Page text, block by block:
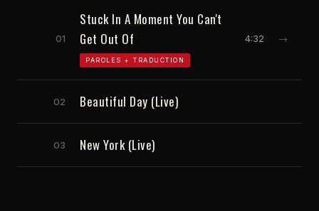
01
Stuck In A Moment You Can't
Get Out Of
PAROLES + TRADUCTION
4:32 →
02 Beautiful Day (Live)
03 New York (Live)